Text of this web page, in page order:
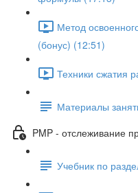
Метод
(бонус) (12:51)
Техники сжатия
Материалы
PMP - отслеживание
Учебник по